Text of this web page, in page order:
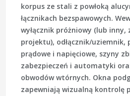
korpus ze stali z powłoką
łącznikach bezspawowych.
wyłącznik próżniowy (lub inny,
projektu), odłącznik/uziemnik,
prądowe i napięciowe, szyny
zabezpieczeń i automatyki
obwodów wtórnych. Okna
zapewniają wizualną kontrolę